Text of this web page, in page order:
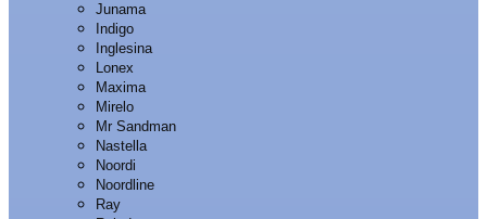
Junama
Indigo
Inglesina
Lonex
Maxima
Mirelo
Mr Sandman
Nastella
Noordi
Noordline
Ray